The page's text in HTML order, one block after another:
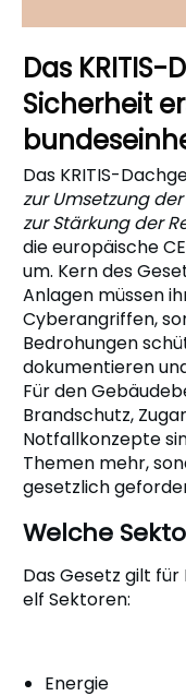
Das
Sicherheit
Das KRITIS-
zur Umsetzung
zur Stärkung der
die europäische
um. Kern des
Anlagen müssen
Cyberangriffen,
Bedrohungen
dokumentieren
Für den
Brandschutz,
Notfallkonzepte
Themen mehr,
gesetzlich
Welche
Das Gesetz gilt
elf Sektoren:
Energie